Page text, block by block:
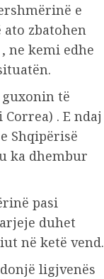
e
zbatohen
ne kemi edhe
të
. E ndaj
Shqipërisë
ka dhembur
pasi
duhet
në ketë vend.
ligjvenës